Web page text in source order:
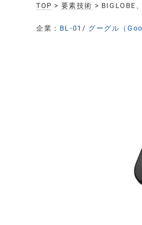
TOP > 要素技術 > BIGLOBE
企業： BL-01 / グーグル（